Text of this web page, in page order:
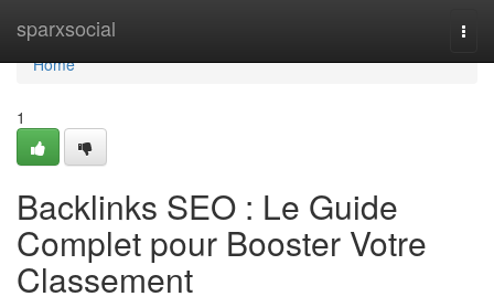
sparxsocial
Home
Home
1
Backlinks SEO : Le Guide
Complet pour Booster Votre
Classement